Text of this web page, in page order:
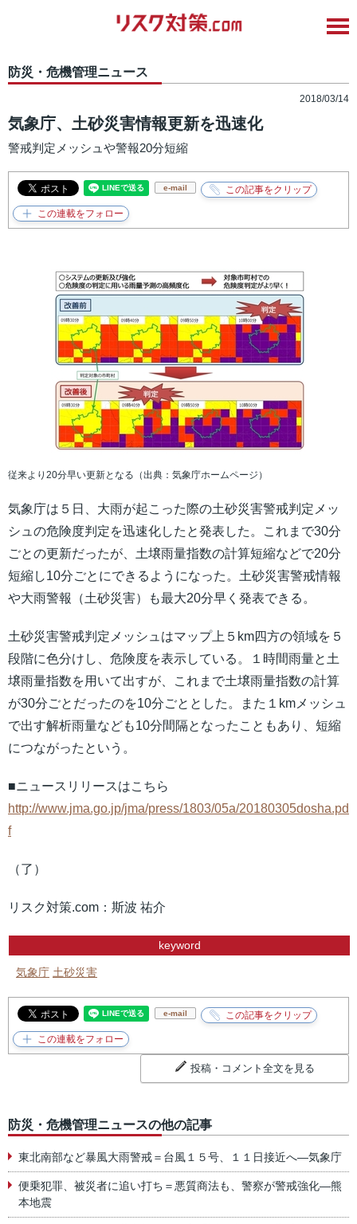
防災・危機管理ニュース
2018/03/14
気象庁、土砂災害情報更新を迅速化
警戒判定メッシュや警報20分短縮
e-mail
従来より20分早い更新となる（出典：気象庁ホームページ）
気象庁は５日、大雨が起こった際の土砂災害警戒判定メッ
シュの危険度判定を迅速化したと発表した。これまで30分
ごとの更新だったが、土壌雨量指数の計算短縮などで20分
短縮し10分ごとにできるようになった。土砂災害警戒情報
や大雨警報（土砂災害）も最大20分早く発表できる。
土砂災害警戒判定メッシュはマップ上５km四方の領域を５
段階に色分けし、危険度を表示している。１時間雨量と土
壌雨量指数を用いて出すが、これまで土壌雨量指数の計算
が30分ごとだったのを10分ごととした。また１kmメッシュ
で出す解析雨量なども10分間隔となったこともあり、短縮
につながったという。
■ニュースリリースはこちら
http://www.jma.go.jp/jma/press/1803/05a/20180305dosha.pd
f
（了）
リスク対策.com：斯波 祐介
keyword
気象庁 土砂災害
e-mail
投稿・コメント全文を見る
防災・危機管理ニュースの他の記事
東北南部など暴風大雨警戒＝台風１５号、１１日接近へ―気象庁
便乗犯罪、被災者に追い打ち＝悪質商法も、警察が警戒強化―熊
本地震